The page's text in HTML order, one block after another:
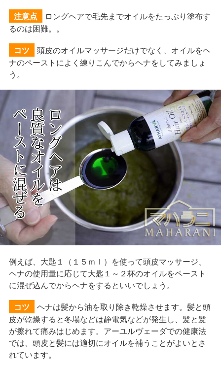
注意点
ロングヘアで毛先までオイルをたっぷり塗布す
るのは困難。。
コツ
頭皮のオイルマッサージだけでなく、オイルをヘ
ナのペーストによく練りこんでからヘナをしてみましょ
う。
例えば、大匙１（１５ｍｌ）を使って頭皮マッサージ、
ヘナの使用量に応じて大匙１～２杯のオイルをペースト
に混ぜ込んでからヘナをするといいでしょう。
コツ
ヘナは髪から油を取り除き乾燥させます。髪と頭
皮が乾燥すると冬場などは静電気などが発生し、髪と髪
が擦れて痛みはじめます。アーユルヴェーダでの健康法
では、頭皮と髪には適切にオイルを補うことがよいとさ
れています。